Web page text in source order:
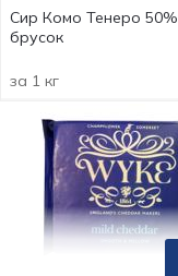
Сир Комо Тенеро 50%
брусок
за 1 кг